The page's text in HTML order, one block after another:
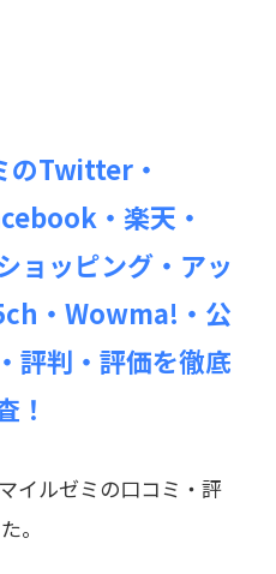
のTwitter・
・楽天・
ョッピング・アッ
・Wowma!・公
評判・評価を徹底
！
イルゼミの口コミ・評
。